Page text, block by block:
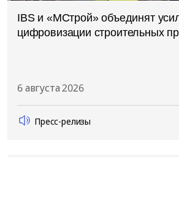
IBS и «МСтрой» объединят
цифровизации строительных
6 августа 2026
Пресс-релизы